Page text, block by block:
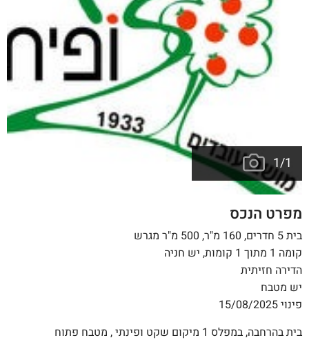
1/1
מפרט הנכס
בית 5 חדרים, 160 מ"ר, 500 מ"ר מגרש
קומה 1 מתוך 1 קומות, יש חניה
הדירה חזיתית
יש מטבח
פינוי 15/08/2025
בית בהרחבה, במפלס 1 מיקום שקט ופינתי , מטבח פתוח